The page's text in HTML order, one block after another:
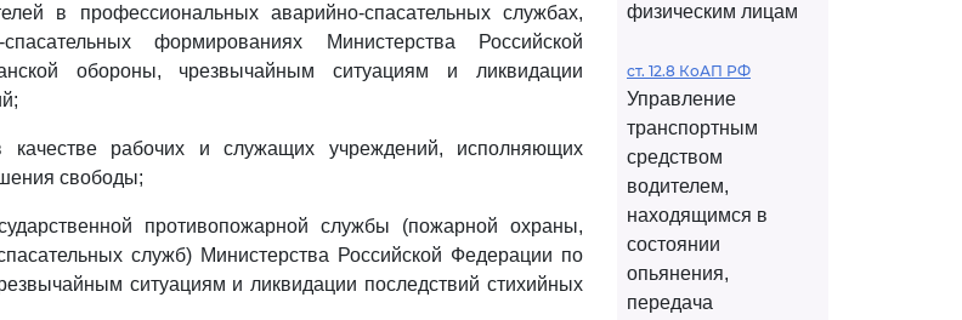
в профессиональных аварийно-спасательных службах,
формированиях Министерства Российской
обороны, чрезвычайным ситуациям и ликвидации
рабочих и служащих учреждений, исполняющих
свободы;
противопожарной службы (пожарной охраны,
служб) Министерства Российской Федерации по
ситуациям и ликвидации последствий стихийных
физическим лицам
ст. 12.8 КоАП РФ
Управление
транспортным
средством
водителем,
находящимся в
состоянии
опьянения,
передача